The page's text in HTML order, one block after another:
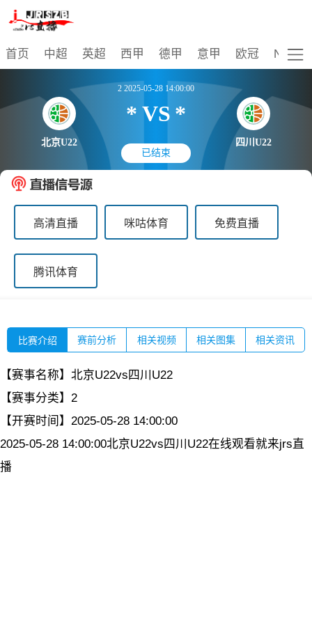
首页 中超 英超 西甲 德甲 意甲 欧冠 NBA
北京U22
2 2025-05-28 14:00:00
* VS *
已结束
四川U22
高清直播 咪咕体育 免费直播
腾讯体育
比赛介绍 赛前分析 相关视频 相关图集 相关资讯
【赛事名称】 北京U22vs四川U22
【赛事分类】 2
【开赛时间】 2025-05-28 14:00:00
2025-05-28 14:00:00北京U22vs四川U22在线观看就来jrs直
播